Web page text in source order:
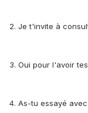
2. Je t'invite à
3. Oui pour l'avoir
4. As-tu essayé